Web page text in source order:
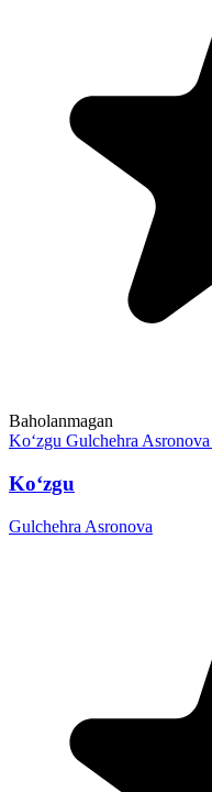
Baholanmagan
Ko‘zgu Gulchehra Asronova
Ko‘zgu
Gulchehra Asronova